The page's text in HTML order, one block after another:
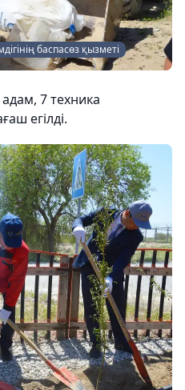
баспасөз қызметі
7 техника
егілді.